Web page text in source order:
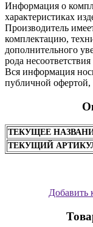
Информация о
характеристиках
Производитель
комплектацию,
дополнительного
рода
Вся информация
публичной
ТЕКУЩЕЕ
ТЕКУЩИЙ
Добавить